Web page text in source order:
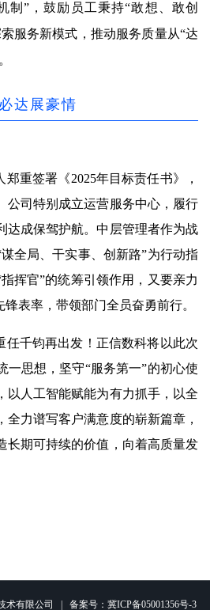
制”，鼓励员工秉持“敢想、敢创
服务新模式，推动服务质量从“达
达展豪情
重签署《2025年目标责任书》，
公司特别成立运营服务中心，履行
达成保驾护航。中层管理者作为战
全局、干实事、创新路”为行动指
挥官”的统筹引领作用，又要亲力
表率，带领部门全员奋勇前行。
任千钧再出发！正信数科将以此次
一思想，坚守“服务第一”的初心使
以人工智能赋能为有力抓手，以全
全力谱写客户满意度的崭新篇章，
长期可持续的价值，向着高质量发
术有限公司 | 备案号：冀ICP备05001356号-3